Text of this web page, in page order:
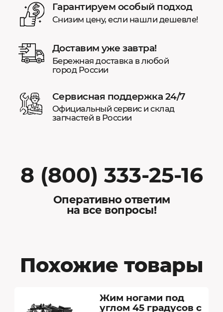
Гарантируем особый подход
Снизим цену, если нашли дешевле!
Доставим уже завтра!
Бережная доставка в любой
город России
Сервисная поддержка 24/7
Официальный сервис и склад
запчастей в России
8 (800) 333-25-16
Оперативно ответим
на все вопросы!
Похожие товары
Жим ногами под
углом 45 градусов с